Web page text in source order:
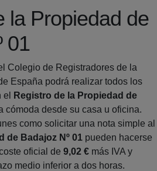
la Propiedad de
01
Colegio de Registradores de la
España podrá realizar todos los
Registro de la Propiedad de
cómoda desde su casa u oficina.
como solicitar una nota simple al
de Badajoz Nº 01 pueden hacerse
oficial de 9,02 € más IVA y
medio inferior a dos horas.